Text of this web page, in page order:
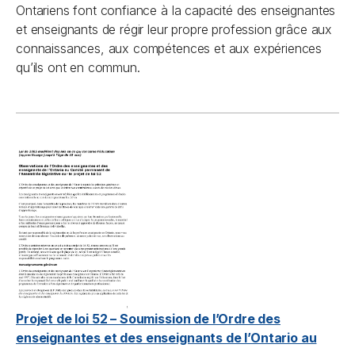
Ontariens font confiance à la capacité des enseignantes
et enseignants de régir leur propre profession grâce aux
connaissances, aux compétences et aux expériences
qu’ils ont en commun.
Projet de loi 52 – Soumission de l’Ordre des
enseignantes et des enseignants de l’Ontario au